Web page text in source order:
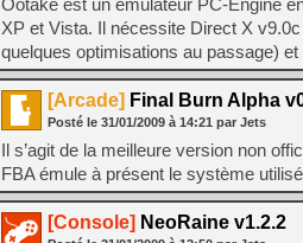
Ootake est un émulateur PC-Engine
XP et Vista. Il nécessite Direct X
quelques optimisations au passage)
[Arcade] Final Burn Alpha
Posté le 31/01/2009 à 14:21 par Jets
Il s’agit de la meilleure version non
FBA émule à présent le système
[Console] NeoRaine v1.2.2